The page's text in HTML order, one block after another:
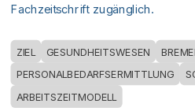
Fachzeitschrift zugänglich.
ZIEL GESUNDHEITSWESEN
PERSONALBEDARFSERMITTLUNG
ARBEITSZEITMODELL